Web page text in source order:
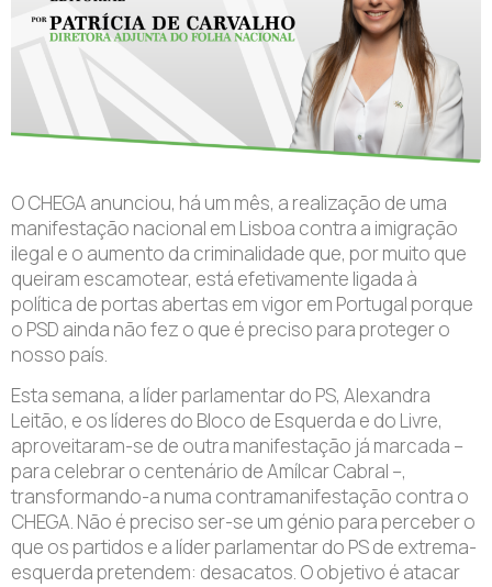
O CHEGA anunciou, há um mês, a realização de uma
manifestação nacional em Lisboa contra a imigração
ilegal e o aumento da criminalidade que, por muito que
queiram escamotear, está efetivamente ligada à
política de portas abertas em vigor em Portugal porque
o PSD ainda não fez o que é preciso para proteger o
nosso país.
Esta semana, a líder parlamentar do PS, Alexandra
Leitão, e os líderes do Bloco de Esquerda e do Livre,
aproveitaram-se de outra manifestação já marcada –
para celebrar o centenário de Amílcar Cabral –,
transformando-a numa contramanifestação contra o
CHEGA. Não é preciso ser-se um génio para perceber o
que os partidos e a líder parlamentar do PS de extrema-
esquerda pretendem: desacatos. O objetivo é atacar